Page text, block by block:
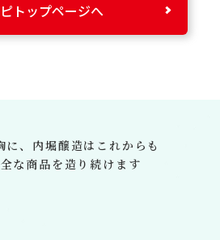
トップページへ
、 内堀醸造はこれからも
な商品を造り続けます